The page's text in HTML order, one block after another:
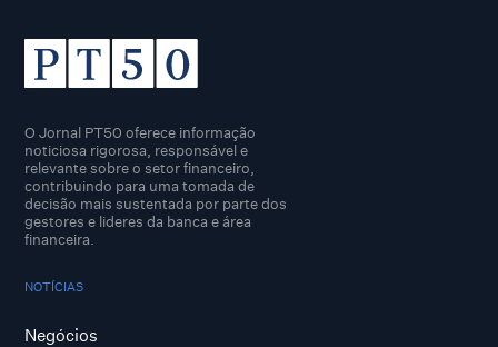
O Jornal PT50 oferece informação
noticiosa rigorosa, responsável e
relevante sobre o setor financeiro,
contribuindo para uma tomada de
decisão mais sustentada por parte dos
gestores e lideres da banca e área
financeira.
NOTÍCIAS
Negócios